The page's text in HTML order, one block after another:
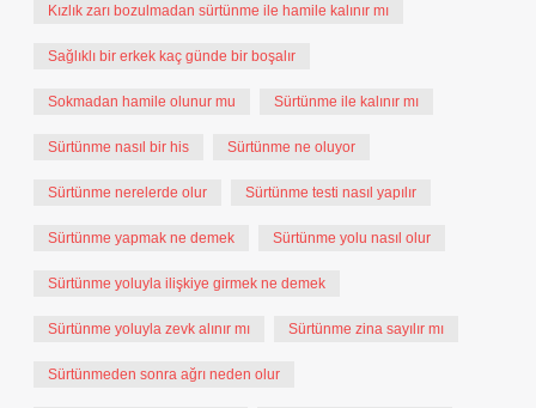
Kızlık zarı bozulmadan sürtünme ile hamile kalınır mı
Sağlıklı bir erkek kaç günde bir boşalır
Sokmadan hamile olunur mu Sürtünme ile kalınır mı
Sürtünme nasıl bir his Sürtünme ne oluyor
Sürtünme nerelerde olur Sürtünme testi nasıl yapılır
Sürtünme yapmak ne demek Sürtünme yolu nasıl olur
Sürtünme yoluyla ilişkiye girmek ne demek
Sürtünme yoluyla zevk alınır mı Sürtünme zina sayılır mı
Sürtünmeden sonra ağrı neden olur